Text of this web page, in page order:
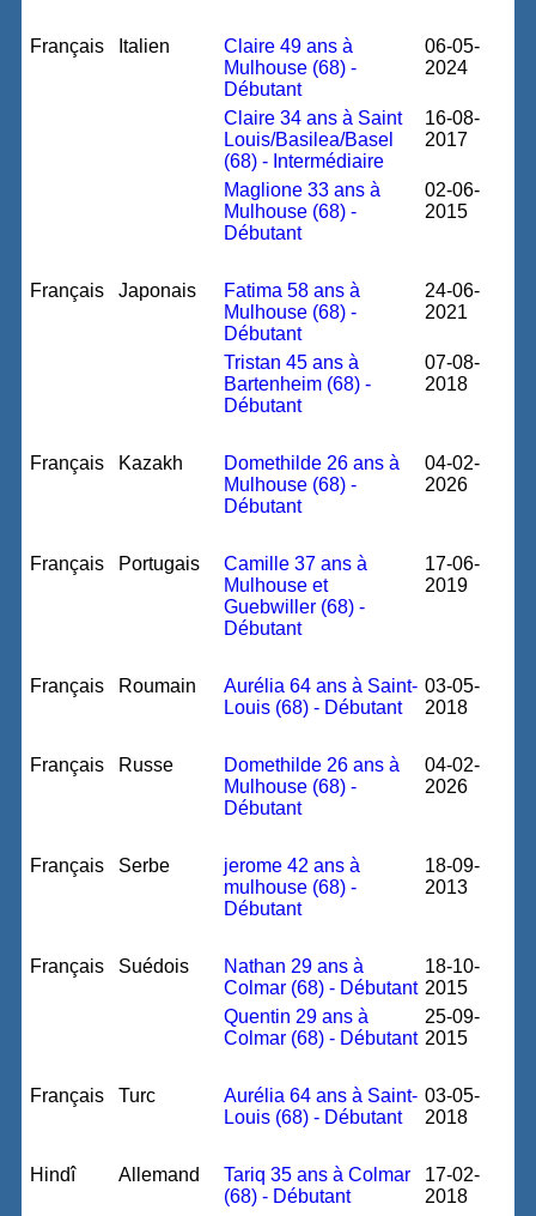
Français Italien
Claire 49 ans à
Mulhouse (68) -
Débutant
06-05-
2024
Claire 34 ans à Saint
Louis/Basilea/Basel
(68) - Intermédiaire
16-08-
2017
Maglione 33 ans à
Mulhouse (68) -
Débutant
02-06-
2015
Français Japonais
Fatima 58 ans à
Mulhouse (68) -
Débutant
24-06-
2021
Tristan 45 ans à
Bartenheim (68) -
Débutant
07-08-
2018
Français Kazakh
Domethilde 26 ans à
Mulhouse (68) -
Débutant
04-02-
2026
Français Portugais
Camille 37 ans à
Mulhouse et
Guebwiller (68) -
Débutant
17-06-
2019
Français Roumain
Aurélia 64 ans à Saint-
Louis (68) - Débutant
03-05-
2018
Français Russe
Domethilde 26 ans à
Mulhouse (68) -
Débutant
04-02-
2026
Français Serbe
jerome 42 ans à
mulhouse (68) -
Débutant
18-09-
2013
Français Suédois
Nathan 29 ans à
Colmar (68) - Débutant
18-10-
2015
Quentin 29 ans à
Colmar (68) - Débutant
25-09-
2015
Français Turc
Aurélia 64 ans à Saint-
Louis (68) - Débutant
03-05-
2018
Hindî Allemand
Tariq 35 ans à Colmar
(68) - Débutant
17-02-
2018